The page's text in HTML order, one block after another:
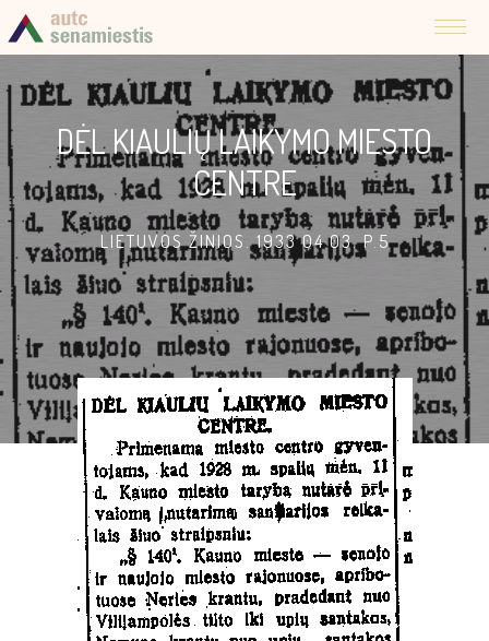
DĖL KIAULIŲ LAIKYMO MIESTO
CENTRE
LIETUVOS ŽINIOS. 1933 04 03. P.5